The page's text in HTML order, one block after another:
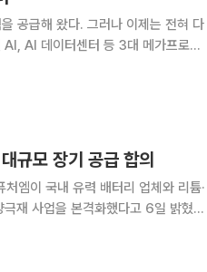
공급해 왔다. 그러나 이제는 전혀 다
AI 데이터센터 등 3대 메가프로젝
규모 장기 공급 합의
재 사업을 본격화했다고 6일 밝혔